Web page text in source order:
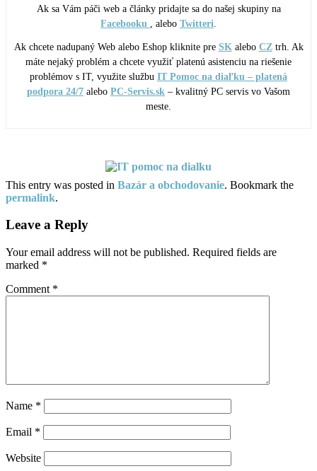
Ak sa Vám páči web a články pridajte sa do našej skupiny na
Facebooku
, alebo Twitteri
Ak chcete nadupaný Web alebo Eshop kliknite pre SK alebo CZtrh. Ak
máte nejaký problém a chcete využiť platenú asistenciu na riešenie
problémov s IT, využite službu IT Pomoc na diaľku – platená
podpora 24/7 alebo PC-Servis.sk – kvalitný PC servis vo Vašom
meste.
This entry was posted in Bazár a obchodovanie. Bookmark the
permalink.
Leave a Reply
Your email address will not be published. Required fields are
marked *
Comment *
Name *
Email *
Website